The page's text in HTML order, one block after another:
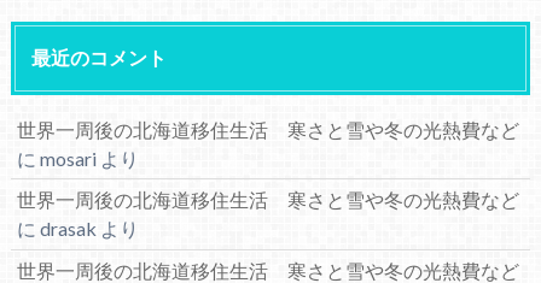
最近のコメント
世界一周後の北海道移住生活 寒さと雪や冬の光熱費など
に mosariより
世界一周後の北海道移住生活 寒さと雪や冬の光熱費など
に drasak より
世界一周後の北海道移住生活 寒さと雪や冬の光熱費など